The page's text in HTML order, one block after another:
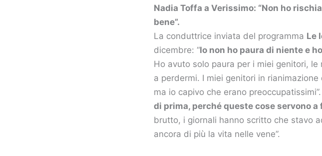
Nadia Toffa a Verissimo: “Non ho
bene”.
La conduttrice inviata del programma Le
dicembre: “Io non ho paura di niente e
Ho avuto solo paura per i miei genitori,
a perdermi. I miei genitori in
ma io capivo che erano
di prima, perché queste cose servono
brutto, i giornali hanno scritto che stavo
ancora di più la vita nelle vene”.